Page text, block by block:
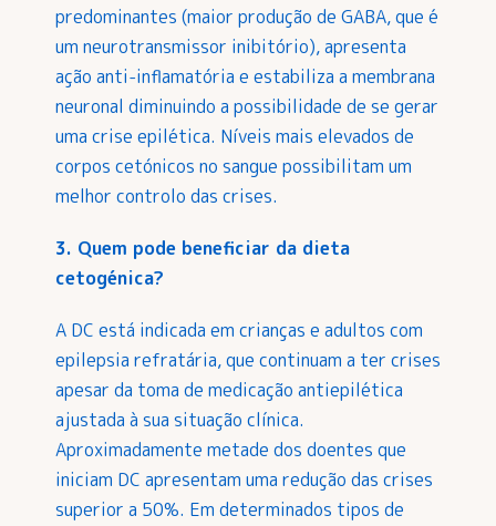
predominantes (maior produção de GABA, que é
um neurotransmissor inibitório), apresenta
ação anti-inflamatória e estabiliza a membrana
neuronal diminuindo a possibilidade de se gerar
uma crise epilética. Níveis mais elevados de
corpos cetónicos no sangue possibilitam um
melhor controlo das crises.
3. Quem pode beneficiar da dieta
cetogénica?
A DC está indicada em crianças e adultos com
epilepsia refratária, que continuam a ter crises
apesar da toma de medicação antiepilética
ajustada à sua situação clínica.
Aproximadamente metade dos doentes que
iniciam DC apresentam uma redução das crises
superior a 50%. Em determinados tipos de